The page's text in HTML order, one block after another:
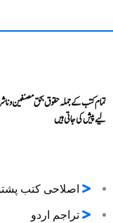
تمام کتب کے جملہ حقوق بحق مصنفین و
لیے پیش کی جاتی ہیں
اصلاحی کتب
تراجم اردو